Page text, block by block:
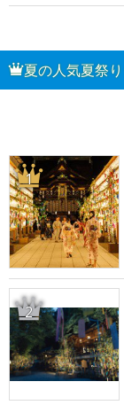
夏の人気夏祭
1
2